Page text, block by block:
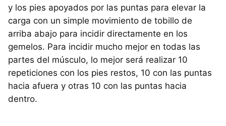
y los pies apoyados por las puntas para elevar la
carga con un simple movimiento de tobillo de
arriba abajo para incidir directamente en los
gemelos. Para incidir mucho mejor en todas las
partes del músculo, lo mejor será realizar 10
repeticiones con los pies restos, 10 con las puntas
hacia afuera y otras 10 con las puntas hacia
dentro.